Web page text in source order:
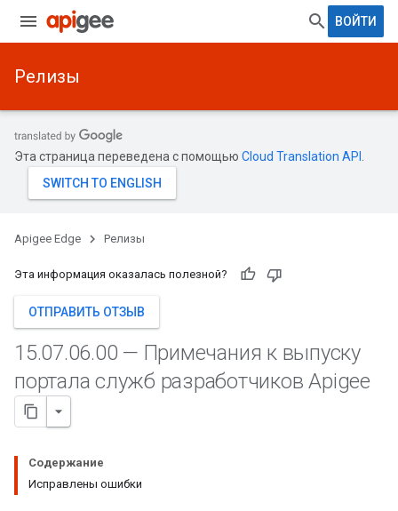
ВОЙТИ
Релизы
Эта страница переведена с помощью Cloud Translation API
Apigee Edge Релизы
Эта информация оказалась полезной?
ОТПРАВИТЬ ОТЗЫВ
15.07.06.00 — Примечания к выпуску
портала служб разработчиков Apigee
Содержание
Исправлены ошибки